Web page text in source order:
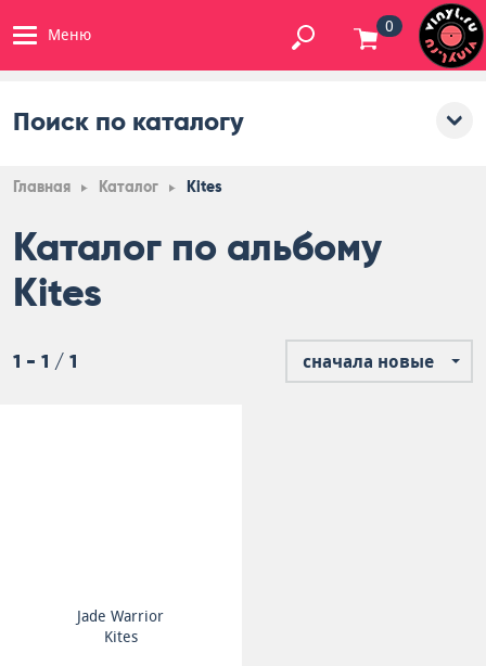
Меню 0
Поиск по каталогу
Главная Каталог Kites
Каталог по альбому
Kites
1 - 1 / 1 сначала новые
Jade Warrior
Kites